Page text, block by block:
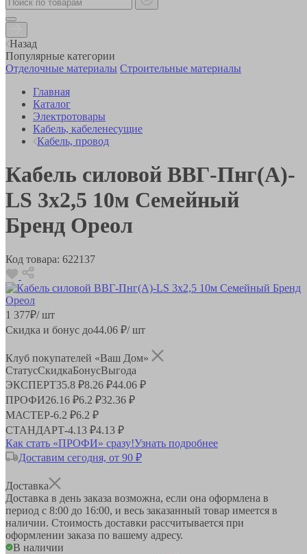
Назад
Популярные категории
Отделочные материалы Строительные материалы
Главная
Каталог
Электротовары
Кабель, кабеленесущие
Кабель, провод
Кабель силовой ВВГ-Пнг(А)-
LS 3х2,5 10м Семейный
Бренд Ореол
Код товара: 622137
1 377₽/ шт
Скидка и бонус до44.06 ₽/ шт
Клуб покупателей «Ваш Дом»
СтатусСкидкаБонусВыгода
ЭКСПЕРТ35.8 ₽8.26 ₽44.06 ₽
ПРОФИ26.16 ₽6.2 ₽32.36 ₽
МАСТЕР-6.2 ₽6.2 ₽
СТАНДАРТ-4.13 ₽4.13 ₽
Как стать «ПРОФИ» сразу!Узнать подробнее
Доставим сегодня, от 90 ₽
Доставка
Доставка в день заказа возможна, если она оформлена в
период с 8:00 до 16:00, и весь заказанный товар имеется в
наличии. Стоимость доставки рассчитывается при
оформлении заказа по вашему адресу.
В наличии